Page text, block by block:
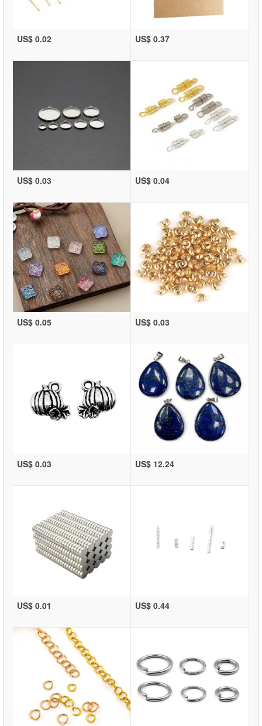
US$ 0.02 US$ 0.37
US$ 0.03 US$ 0.04
US$ 0.05 US$ 0.03
US$ 0.03 US$ 12.24
US$ 0.01 US$ 0.44